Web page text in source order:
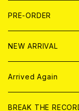
LP
HOOD
T-shirt
HOOD
BOLLOCKS
EL ZINE
写真集
CD
アナログ
アパレル
書籍
PRE-ORDER
NEW ARRIVAL
CD
アナログ
Arrived Again
CD
BREAK THE